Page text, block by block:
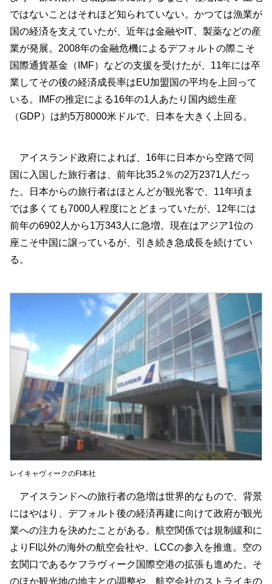
ではないことはそれほど知られていない。かつては漁業が
国の経済を支えていたが、近年は金融やIT、製薬などの産
業が発展。2008年の金融危機によるデフォルトの際こそ
国際通貨基金（IMF）などの支援を受けたが、11年には卒
業してその後の経済成長率はEU加盟国の平均を上回って
いる。IMFの推定による16年の1人あたり国内総生産
（GDP）は約5万8000米ドルで、日本を大きく上回る。
アイスランド政府によれば、16年に日本から空路で同
国に入国した旅行者は、前年比35.2％の2万2371人だっ
た。日本からの旅行者はほとんどが観光客で、11年頃ま
では多くても7000人程度にとどまっていたが、12年には
前年の6902人から1万343人に急増。現在はアジア1位の
座こそ中国に譲っているが、引き続き急成長を続けてい
る。
レイキャヴィークのFI本社
アイスランドへの旅行者の急増は世界的なもので、背景
にはやはり、デフォルト後の経済再建に向けて政府が観光
業への注力を決めたことがある。航空関係では規制緩和に
よりFI以外の海外の航空会社や、LCCの参入を推進。空の
玄関口であるケフラヴィーク国際空港の拡張も進めた。そ
のほか観光地の地主との調整や、航空会社のストライキの